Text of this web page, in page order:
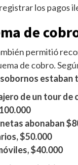
los pagos
de
permitió
de cobro.
estaban
de un tour de
abonaban
$50.000
$40.000